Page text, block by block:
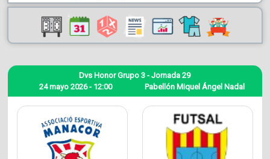
24 mayo 2026 - 12:00
Dvs Honor Grupo 3 - Jornada 29
Pabellón Miquel Ángel Nadal